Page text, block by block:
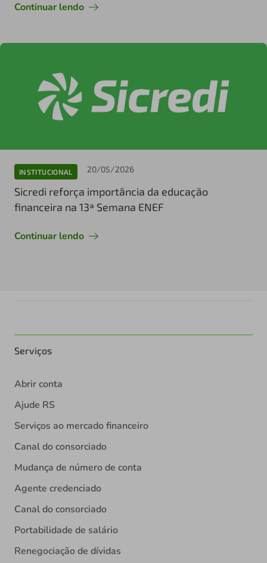
Continuar lendo
INSTITUCIONAL 20/05/2026
Sicredi reforça importância da educação
financeira na 13ª Semana ENEF
Continuar lendo
Serviços
Abrir conta
Ajude RS
Serviços ao mercado financeiro
Canal do consorciado
Mudança de número de conta
Agente credenciado
Canal do consorciado
Portabilidade de salário
Renegociação de dívidas